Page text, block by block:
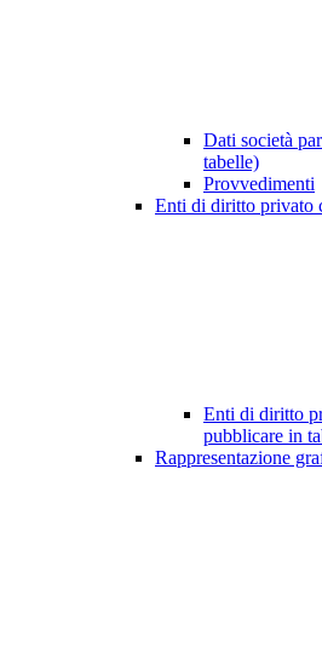
Dati società
tabelle)
Provvedimenti
Enti di diritto privato
Enti di diritto
pubblicare in
Rappresentazione